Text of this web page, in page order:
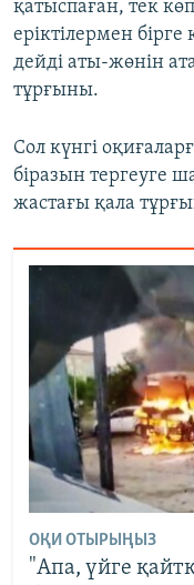
қатыспаған, тек
еріктілермен бірге
дейді аты-жөнін
тұрғыны.
Сол күнгі
біразын тергеуге
жастағы қала
ОҚИ ОТЫРЫҢЫЗ
"Апа, үйге